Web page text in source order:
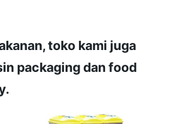
toko kami juga
packaging dan food